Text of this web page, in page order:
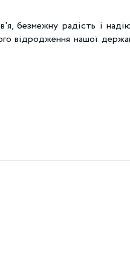
безмежну радість і
відродження нашої